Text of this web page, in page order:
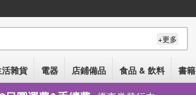
+更多
雜貨 電器 店鋪備品 食品 & 飲料 書籍